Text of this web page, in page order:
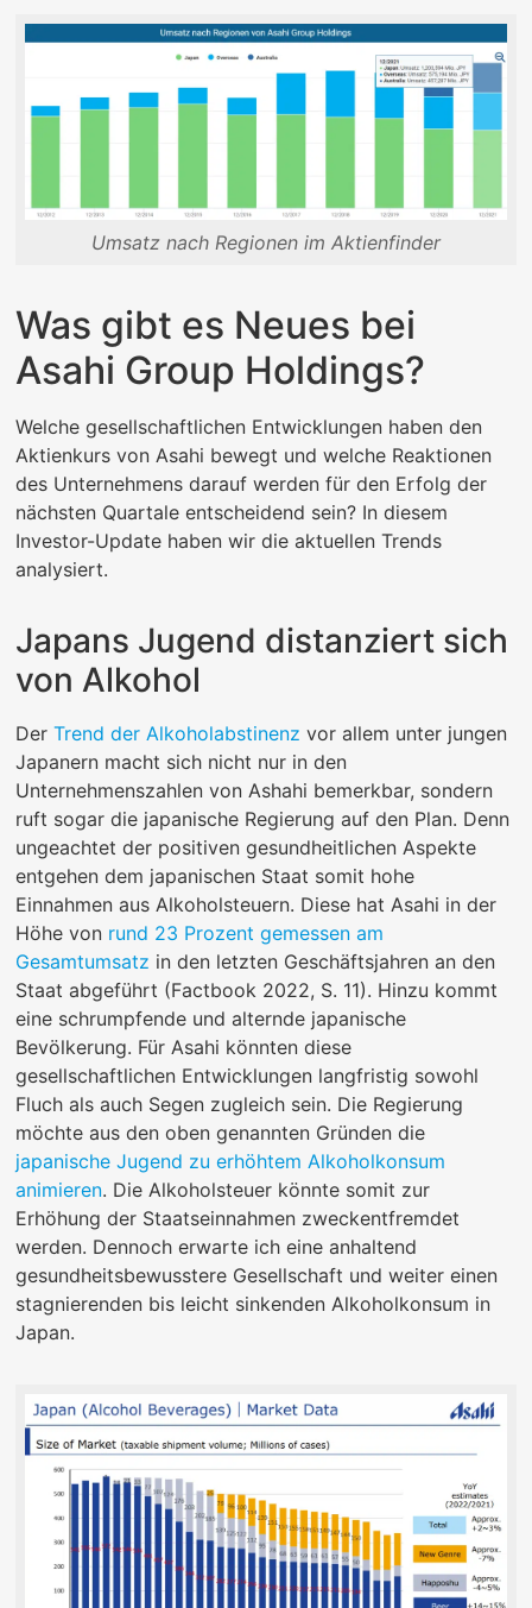
Umsatz nach Regionen im Aktienfinder
Was gibt es Neues bei
Asahi Group Holdings?
Welche gesellschaftlichen Entwicklungen haben den
Aktienkurs von Asahi bewegt und welche Reaktionen
des Unternehmens darauf werden für den Erfolg der
nächsten Quartale entscheidend sein? In diesem
Investor-Update haben wir die aktuellen Trends
analysiert.
Japans Jugend distanziert sich
von Alkohol
DerTrend der Alkoholabstinenz vor allem unter jungen
Japanern macht sich nicht nur in den
Unternehmenszahlen von Ashahi bemerkbar, sondern
ruft sogar die japanische Regierung auf den Plan. Denn
ungeachtet der positiven gesundheitlichen Aspekte
entgehen dem japanischen Staat somit hohe
Einnahmen aus Alkoholsteuern. Diese hat Asahi in der
Höhe von rund 23 Prozent gemessen am
Gesamtumsatz in den letzten Geschäftsjahren an den
Staat abgeführt (Factbook 2022, S. 11). Hinzu kommt
eine schrumpfende und alternde japanische
Bevölkerung. Für Asahi könnten diese
gesellschaftlichen Entwicklungen langfristig sowohl
Fluch als auch Segen zugleich sein. Die Regierung
möchte aus den oben genannten Gründen die
japanische Jugend zu erhöhtem Alkoholkonsum
animieren. Die Alkoholsteuer könnte somit zur
Erhöhung der Staatseinnahmen zweckentfremdet
werden. Dennoch erwarte ich eine anhaltend
gesundheitsbewusstere Gesellschaft und weiter einen
stagnierenden bis leicht sinkenden Alkoholkonsum in
Japan.